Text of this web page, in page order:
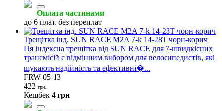
Оплата частинами
до 6 плат. без переплат
Трещітка інд. SUN RACE M2A 7-k 14-28T чорн-корич
Ця індексна трещітка від SUN RACE для 7-швидкісних
трансмісій є відмінним вибором для велосипедистів, які
шукають надійність та ефективні�...
FRW-05-13
422 грн.
Кешбек 4 грн